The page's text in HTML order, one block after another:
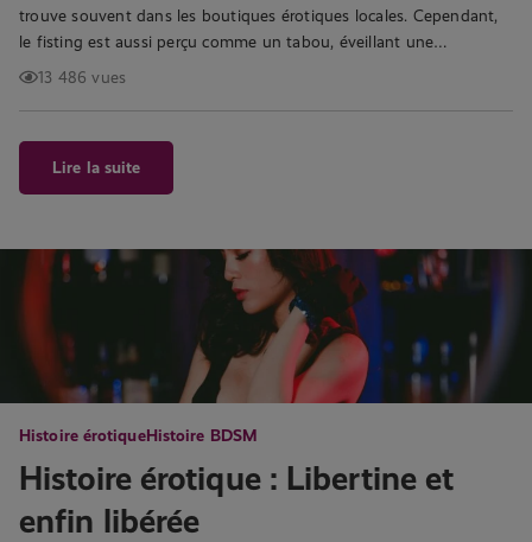
trouve souvent dans les boutiques érotiques locales. Cependant,
le fisting est aussi perçu comme un tabou, éveillant une…
13 486 vues
Lire la suite
Histoire érotiqueHistoire BDSM
Histoire érotique : Libertine et
enfin libérée